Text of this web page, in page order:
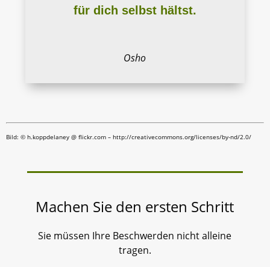
für dich selbst hältst.
Osho
Bild: © h.koppdelaney @ flickr.com – http://creativecommons.org/licenses/by-nd/2.0/
Machen Sie den ersten Schritt
Sie müssen Ihre Beschwerden nicht alleine
tragen.